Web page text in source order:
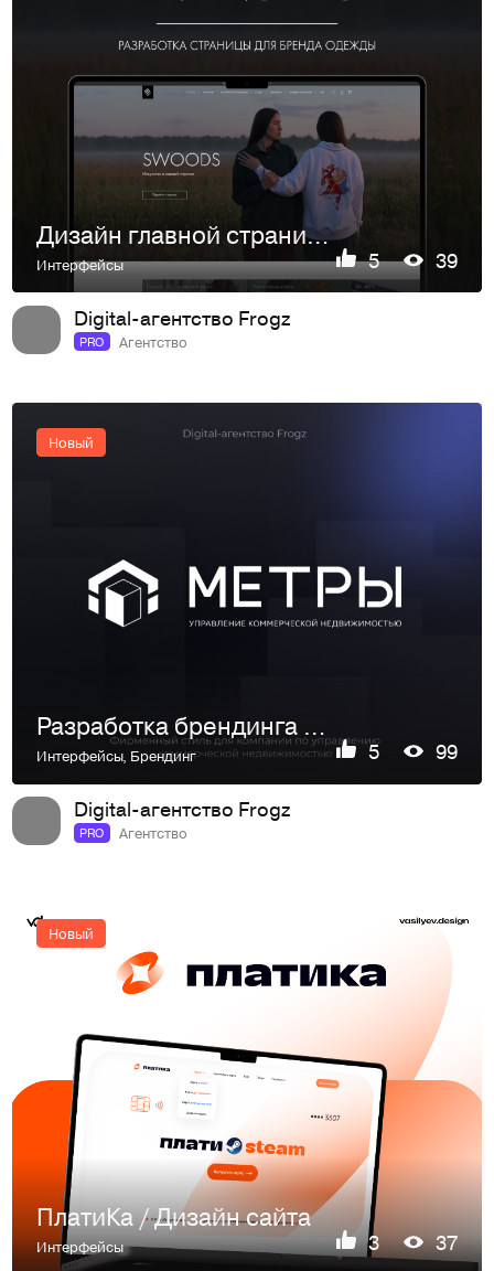
Дизайн главной страницы сайта для бренда одежды
Интерфейсы 5 39
Digital-агентство Frogz
PRO Агентство
Новый
Разработка брендинга и сайта для компании по управлению ком…
Интерфейсы, Брендинг 5 99
Digital-агентство Frogz
PRO Агентство
Новый
ПлатиКа / Дизайн сайта
Интерфейсы 3 37